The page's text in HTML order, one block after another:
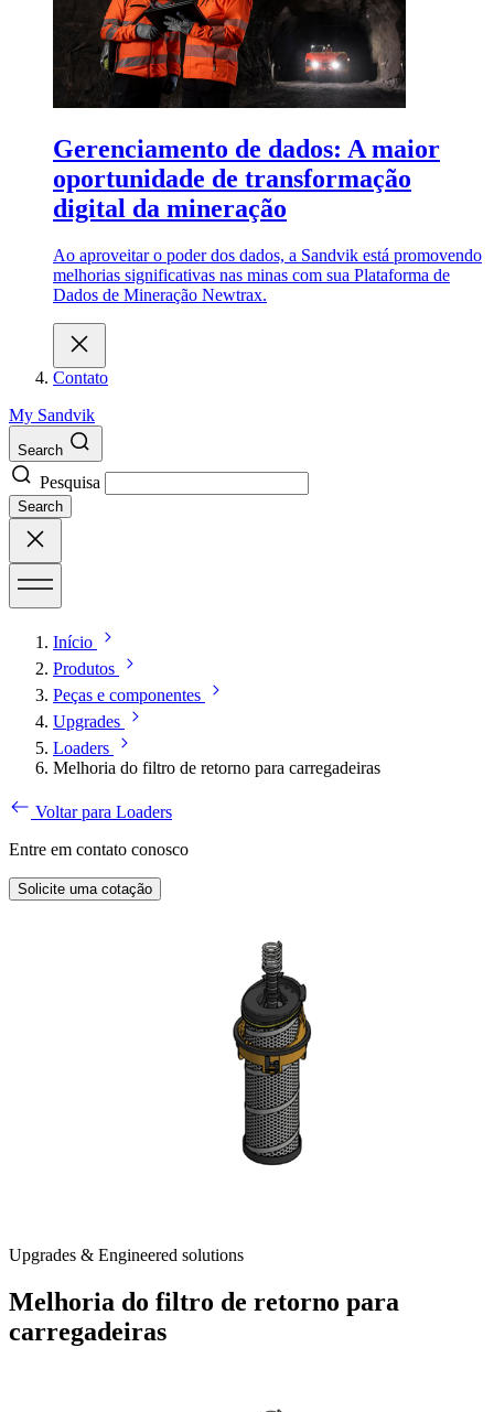
Gerenciamento de dados: A maior
oportunidade de transformação
digital da mineração
Ao aproveitar o poder dos dados, a Sandvik está promovendo
melhorias significativas nas minas com sua Plataforma de
Dados de Mineração Newtrax.
Contato
My Sandvik
Search
Pesquisa
Search
Início
Produtos
Peças e componentes
Upgrades
Loaders
Melhoria do filtro de retorno para carregadeiras
Voltar para Loaders
Entre em contato conosco
Solicite uma cotação
Upgrades & Engineered solutions
Melhoria do filtro de retorno para
carregadeiras